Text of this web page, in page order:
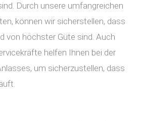
Durch unsere umfangreichen
können wir sicherstellen, dass
von höchster Güte sind. Auch
helfen Ihnen bei der
um sicherzustellen, dass